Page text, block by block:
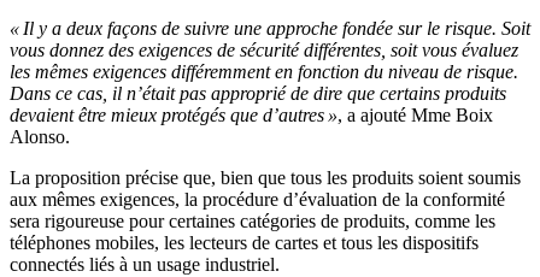
« Il y a deux façons de suivre une approche fondée sur le risque. Soit
vous donnez des exigences de sécurité différentes, soit vous évaluez
les mêmes exigences différemment en fonction du niveau de risque.
Dans ce cas, il n’était pas approprié de dire que certains produits
devaient être mieux protégés que d’autres », a ajouté Mme Boix
Alonso.
La proposition précise que, bien que tous les produits soient soumis
aux mêmes exigences, la procédure d’évaluation de la conformité
sera rigoureuse pour certaines catégories de produits, comme les
téléphones mobiles, les lecteurs de cartes et tous les dispositifs
connectés liés à un usage industriel.